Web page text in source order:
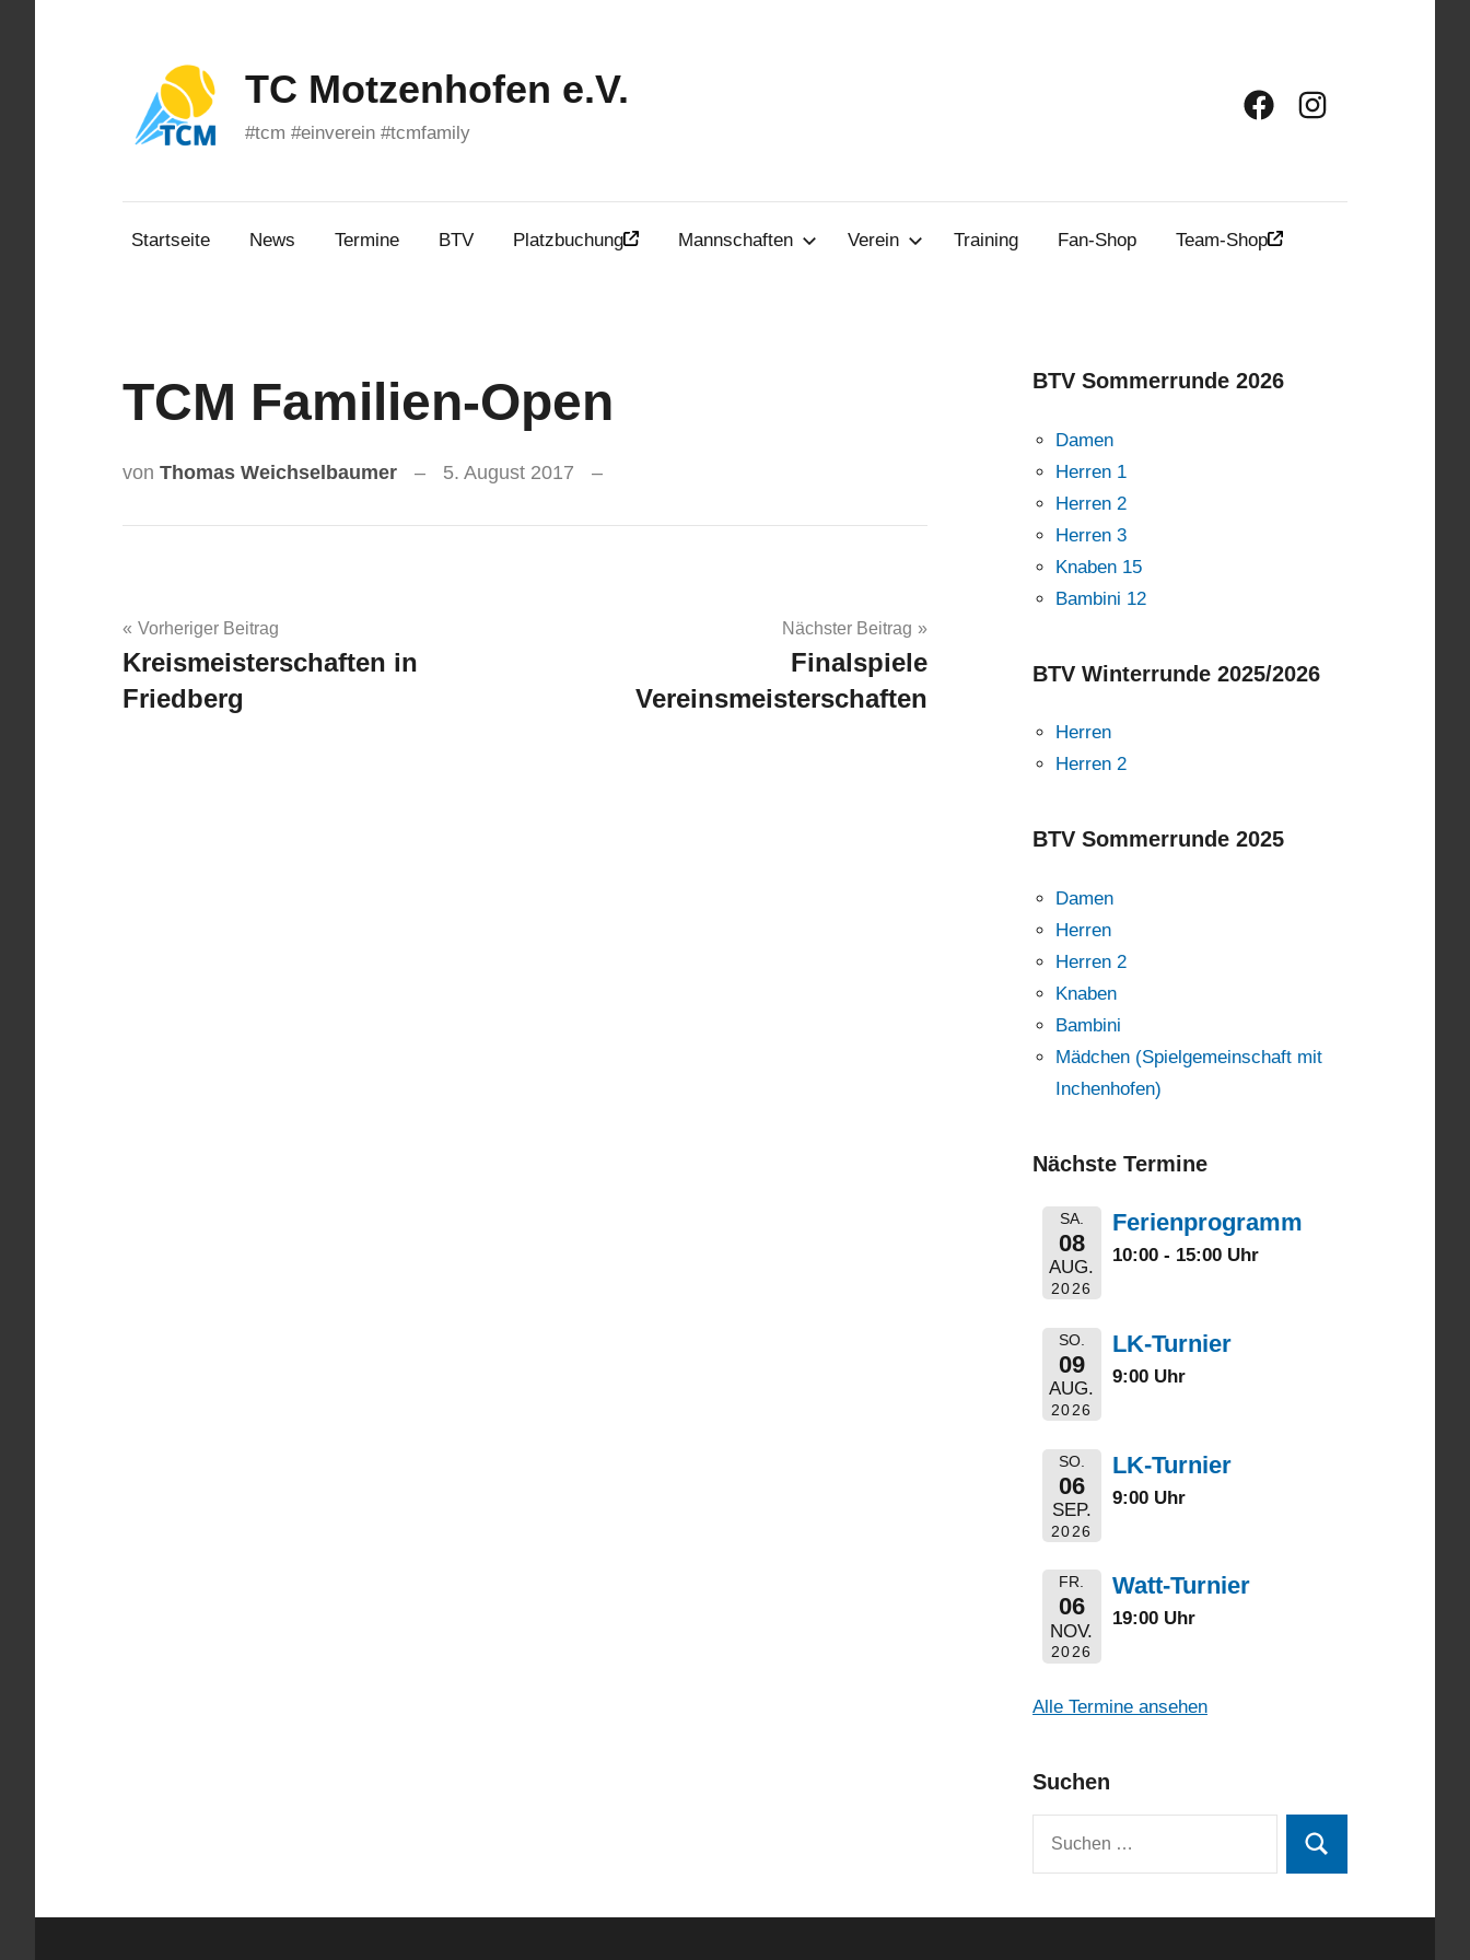
TC Motzenhofen e.V.
#tcm #einverein #tcmfamily
FacebookInstagram
Startseite News Termine BTV Platzbuchung Mannschaften Verein Training Fan-Shop Team-Shop
TCM Familien-Open
von Thomas Weichselbaumer 5. August 2017
Beitragsnavigation
Vorheriger Beitrag
Kreismeisterschaften in
Friedberg
Nächster Beitrag
Finalspiele
Vereinsmeisterschaften
BTV Sommerrunde 2026
Damen
Herren 1
Herren 2
Herren 3
Knaben 15
Bambini 12
BTV Winterrunde 2025/2026
Herren
Herren 2
BTV Sommerrunde 2025
Damen
Herren
Herren 2
Knaben
Bambini
Mädchen (Spielgemeinschaft mit
Inchenhofen)
Nächste Termine
SA.
08
AUG.
2026
Ferienprogramm
10:00 - 15:00 Uhr
SO.
09
AUG.
2026
LK-Turnier
9:00 Uhr
SO.
06
SEP.
2026
LK-Turnier
9:00 Uhr
FR.
06
NOV.
2026
Watt-Turnier
19:00 Uhr
Alle Termine ansehen
Suchen
Suchen